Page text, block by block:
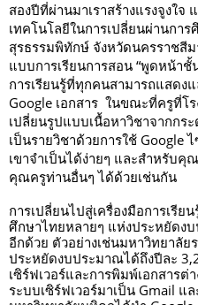
สองปีที่ผ่านมาเราสร้างแรงจูงใจ
เทคโนโลยีในการเปลี่ยนผ่านการ
สุรธรรมพิทักษ์ จังหวัดนครราชสี
แบบการเรียนการสอน “พูดหน้า
การเรียนรู้ที่ทุกคนสามารถแสดง
Google เอกสาร  ในขณะที่ครูที่โ
เปลี่ยนรูปแบบเนื้อหาวิชาจากกร
เป็นรายวิชาด้วยการใช้ Google
เขาจำเป็นได้ง่ายๆ และสำหรับคุ
คุณครูท่านอื่นๆ ได้ด้วยเช่นกัน
การเปลี่ยนไปสู่เครื่องมือการเรี
ศึกษาไทยหลายๆ แห่งประหยัดง
อีกด้วย ตัวอย่างเช่นมหาวิทยาลั
ประหยัดงบประมาณได้ถึงปีละ
เซิร์ฟเวอร์และการพิมพ์เอกสารต่
ระบบเซิร์ฟเวอร์มาเป็น Gmail